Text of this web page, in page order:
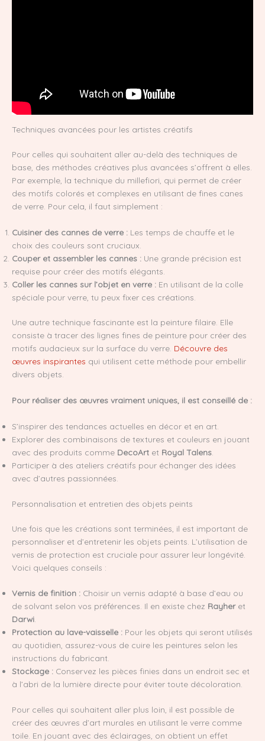
Techniques avancées pour les artistes créatifs
Pour celles qui souhaitent aller au-delà des techniques de
base, des méthodes créatives plus avancées s’offrent à elles.
Par exemple, la technique du millefiori, qui permet de créer
des motifs colorés et complexes en utilisant de fines canes
de verre. Pour cela, il faut simplement :
Cuisiner des cannes de verre : Les temps de chauffe et le
choix des couleurs sont cruciaux.
Couper et assembler les cannes : Une grande précision est
requise pour créer des motifs élégants.
Coller les cannes sur l’objet en verre : En utilisant de la colle
spéciale pour verre, tu peux fixer ces créations.
Une autre technique fascinante est la peinture filaire. Elle
consiste à tracer des lignes fines de peinture pour créer des
motifs audacieux sur la surface du verre. Découvre des
œuvres inspirantes qui utilisent cette méthode pour embellir
divers objets.
Pour réaliser des œuvres vraiment uniques, il est conseillé de :
S’inspirer des tendances actuelles en décor et en art.
Explorer des combinaisons de textures et couleurs en jouant
avec des produits comme DecoArt et Royal Talens
Participer à des ateliers créatifs pour échanger des idées
avec d’autres passionnées.
Personnalisation et entretien des objets peints
Une fois que les créations sont terminées, il est important de
personnaliser et d’entretenir les objets peints. L’utilisation de
vernis de protection est cruciale pour assurer leur longévité.
Voici quelques conseils :
Vernis de finition : Choisir un vernis adapté à base d’eau ou
de solvant selon vos préférences. Il en existe chez Rayheret
Darwi.
Protection au lave-vaisselle : Pour les objets qui seront utilisés
au quotidien, assurez-vous de cuire les peintures selon les
instructions du fabricant.
Stockage : Conservez les pièces finies dans un endroit sec et
à l’abri de la lumière directe pour éviter toute décoloration.
Pour celles qui souhaitent aller plus loin, il est possible de
créer des œuvres d’art murales en utilisant le verre comme
toile. En jouant avec des éclairages, on obtient un effet